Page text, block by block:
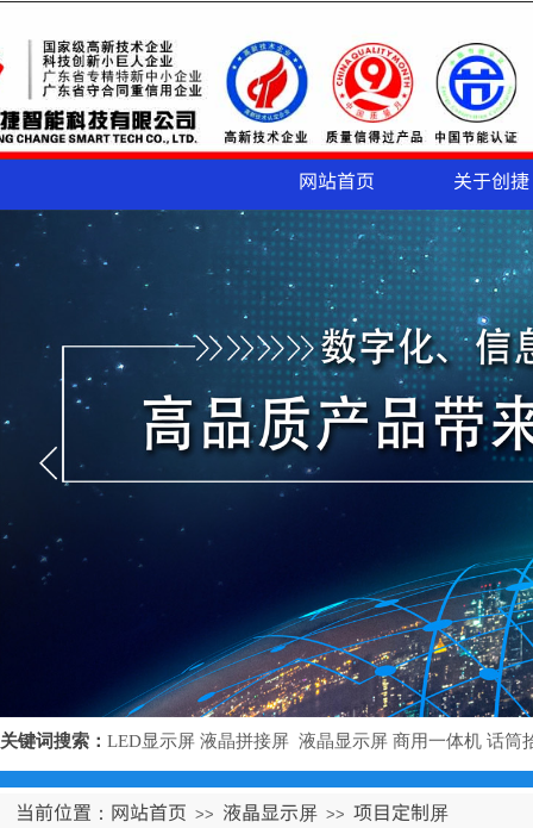
网站首页 关于创捷
关键词搜索： LED显示屏 液晶拼接屏 液晶显示屏 商用一体机 话筒
当前位置： 网站首页 >> 液晶显示屏 >> 项目定制屏